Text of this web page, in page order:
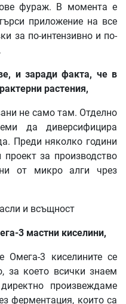
фураж. В момента е
приложение на все
за по-интензивно и по-
и заради факта, че в
растения,
не само там. Отделно
да диверсифицира
Преди няколко години
за производство
от микро алги чрез
и всъщност
3 мастни киселини,
Омега-3 киселините се
за което всички знаем
произвеждаме
ферментация, които са